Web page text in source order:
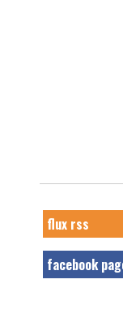
flux rss
facebook